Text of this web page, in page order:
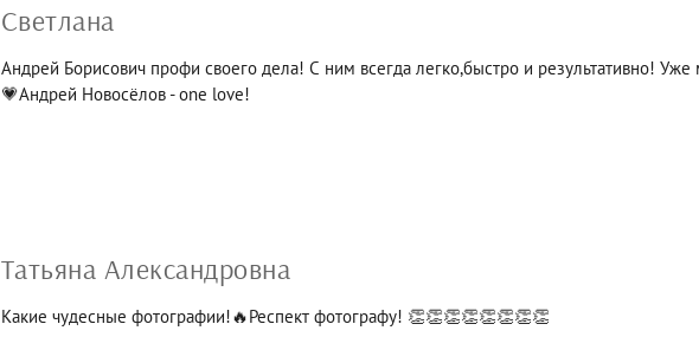
Светлана
Андрей Борисович профи своего дела! С ним всегда легко,быстро и результативно!
💗Андрей Новосёлов - one love!
Татьяна Александровна
Какие чудесные фотографии!🔥Респект фотографу! 👏👏👏👏👏👏👏👏